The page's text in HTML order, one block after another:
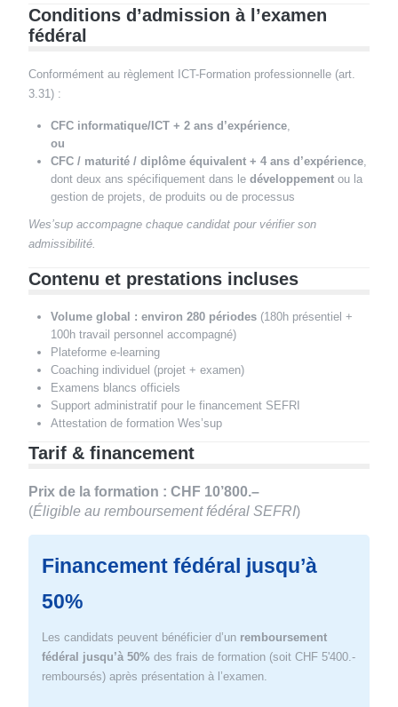
Conditions d’admission à l’examen
fédéral
Conformément au règlement ICT-Formation professionnelle (art.
3.31) :
CFC informatique/ICT + 2 ans d’expérience,
ou
CFC / maturité / diplôme équivalent + 4 ans d’expérience,
dont deux ans spécifiquement dans le développementou la
gestion de projets, de produits ou de processus
Wes’sup accompagne chaque candidat pour vérifier son
admissibilité.
Contenu et prestations incluses
Volume global : environ 280 périodes(180h présentiel +
100h travail personnel accompagné)
Plateforme e-learning
Coaching individuel (projet + examen)
Examens blancs officiels
Support administratif pour le financement SEFRI
Attestation de formation Wes’sup
Tarif & financement
Prix de la formation : CHF 10’800.–
(Éligible au remboursement fédéral SEFRI)
Financement fédéral jusqu’à
50%
Les candidats peuvent bénéficier d’un remboursement
fédéral jusqu’à 50% des frais de formation (soit CHF 5'400.-
remboursés) après présentation à l’examen.